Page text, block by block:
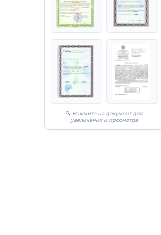
🔍 Нажмите на документ для
увеличения и просмотра